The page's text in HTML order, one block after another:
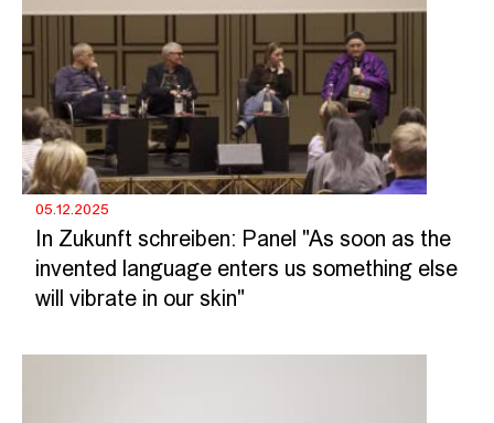
05.12.2025
In Zukunft schreiben: Panel "As soon as the
invented language enters us something else
will vibrate in our skin"